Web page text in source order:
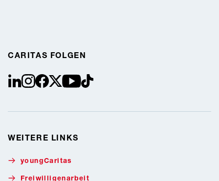
CARITAS FOLGEN
linkedininstagram
facebookTwitter / X
youtube
tiktok
WEITERE LINKS
youngCaritas
Freiwilligenarbeit